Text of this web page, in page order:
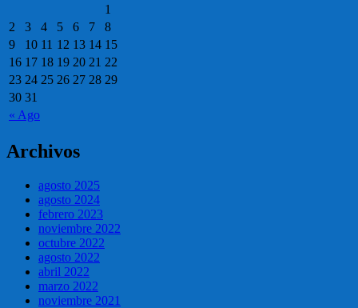
« Ago
1
2
3 4 5 6 7
8
9
10 11 12 13 14 15
16 17 18 19 20 21 22
23 24 25 26 27 28 29
30 31
Archivos
agosto 2025
agosto 2024
febrero 2023
noviembre 2022
octubre 2022
agosto 2022
abril 2022
marzo 2022
noviembre 2021